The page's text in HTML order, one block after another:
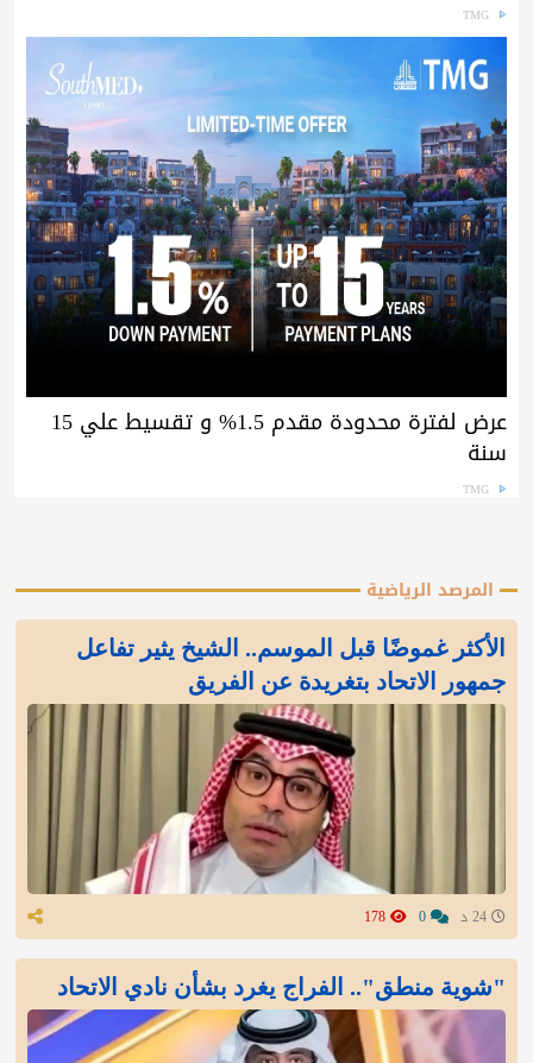
TMG
عرض لفترة محدودة مقدم 1.5% و تقسيط علي 15
سنة
TMG
المرصد الرياضية
الأكثر غموضًا قبل الموسم.. الشيخ يثير تفاعل
جمهور الاتحاد بتغريدة عن الفريق
"شوية منطق".. الفراج يغرد بشأن نادي الاتحاد